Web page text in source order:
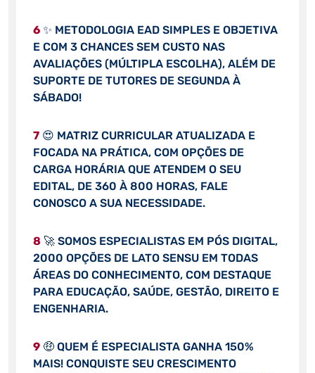
6✨ METODOLOGIA EAD SIMPLES E OBJETIVA
E COM 3 CHANCES SEM CUSTO NAS
AVALIAÇÕES (MÚLTIPLA ESCOLHA), ALÉM DE
SUPORTE DE TUTORES DE SEGUNDA À
SÁBADO!
7😍 MATRIZ CURRICULAR ATUALIZADA E
FOCADA NA PRÁTICA, COM OPÇÕES DE
CARGA HORÁRIA QUE ATENDEM O SEU
EDITAL, DE 360 À 800 HORAS, FALE
CONOSCO A SUA NECESSIDADE.
8 🚀 SOMOS ESPECIALISTAS EM PÓS DIGITAL,
2000 OPÇÕES DE LATO SENSU EM TODAS
ÁREAS DO CONHECIMENTO, COM DESTAQUE
PARA EDUCAÇÃO, SAÚDE, GESTÃO, DIREITO E
ENGENHARIA.
9🤑 QUEM É ESPECIALISTA GANHA 150%
MAIS! CONQUISTE SEU CRESCIMENTO